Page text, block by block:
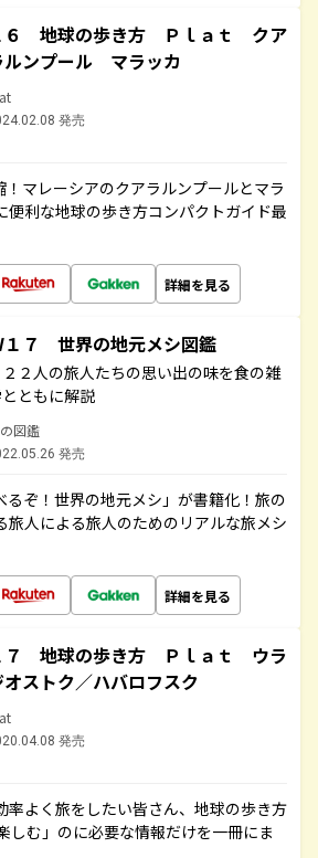
６ 地球の歩き方 Ｐｌａｔ クア
ルンプール マラッカ
発売
！マレーシアのクアラルンプールとマラ
便利な地球の歩き方コンパクトガイド最
詳細を見る
１７ 世界の地元メシ図鑑
２２人の旅人たちの思い出の味を食の雑
ともに解説
図鑑
発売
るぞ！世界の地元メシ」が書籍化！旅の
旅人による旅人のためのリアルな旅メシ
詳細を見る
７ 地球の歩き方 Ｐｌａｔ ウラ
オストク／ハバロフスク
発売
率よく旅をしたい皆さん、地球の歩き方
しむ」のに必要な情報だけを一冊にま